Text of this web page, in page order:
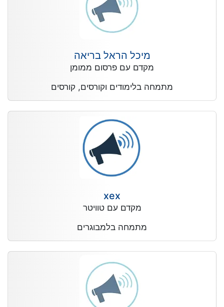
מיכל הראל בריאה
מקדם עם פרסום ממומן
מתמחה בלימודים וקורסים, קורסים
xex
מקדם עם טוויטר
מתמחה בלמבוגרים